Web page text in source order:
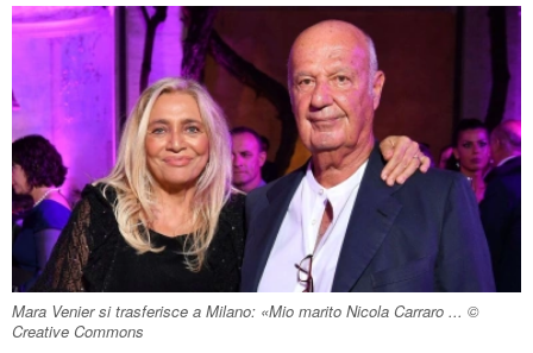
Mara Venier si trasferisce a Milano: «Mio marito Nicola Carraro ... ©
Creative Commons